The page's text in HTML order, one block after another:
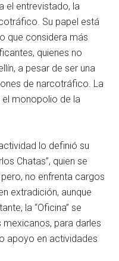
el entrevistado, la
Su papel está
que considera más
quienes no
a pesar de ser una
de narcotráfico. La
el monopolio de la
lo definió su
Chatas”, quien se
no enfrenta cargos
extradición, aunque
la “Oficina” se
para darles
apoyo en actividades